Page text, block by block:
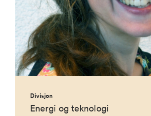
Divisjon
Energi og teknologi